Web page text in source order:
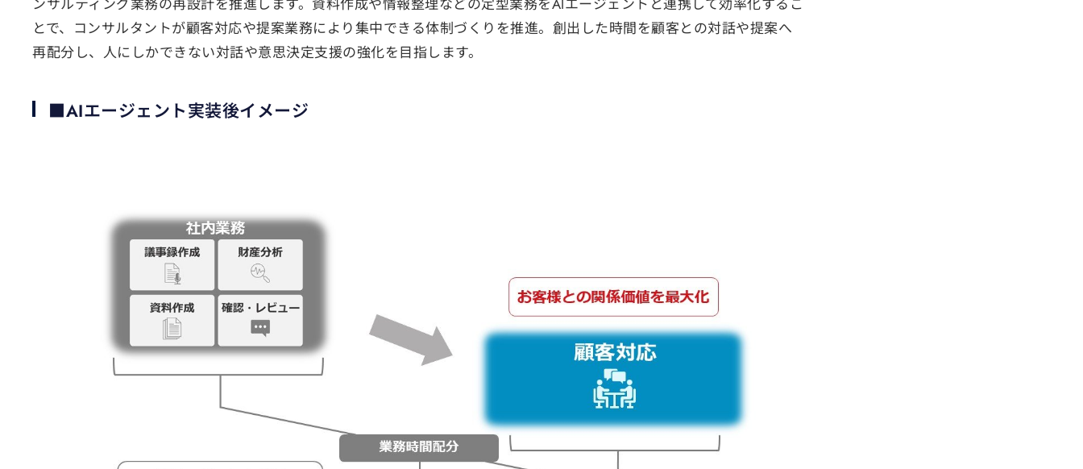
とで、コンサルタントが顧客対応や提案業務により集中できる体制づくりを推進。創出した時間を顧客との対話や提案へ
再配分し、人にしかできない対話や意思決定支援の強化を目指します。
■AIエージェント実装後イメージ